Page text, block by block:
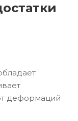
деформаций